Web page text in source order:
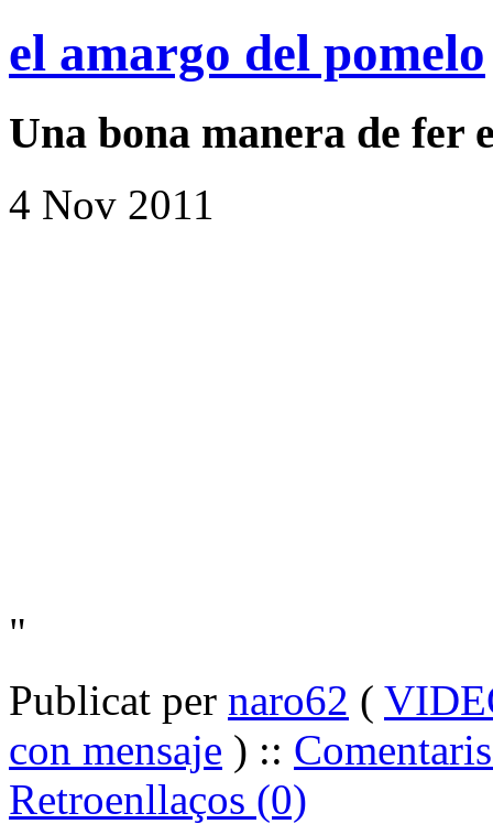
el amargo del pomelo
Una bona manera de fer
4 Nov 2011
"
Publicat per naro62 (
con mensaje ) ::
Retroenllaços (0)